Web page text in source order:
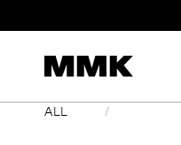
ALL